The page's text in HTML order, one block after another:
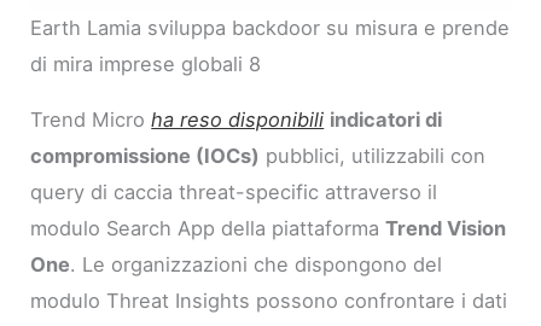
Earth Lamia sviluppa backdoor su misura e prende
di mira imprese globali 8
Trend Microha reso disponibili indicatori di
compromissione (IOCs) pubblici, utilizzabili con
query di caccia threat-specific attraverso il
modulo Search App della piattaformaTrend Vision
One. Le organizzazioni che dispongono del
modulo Threat Insights possono confrontare i dati